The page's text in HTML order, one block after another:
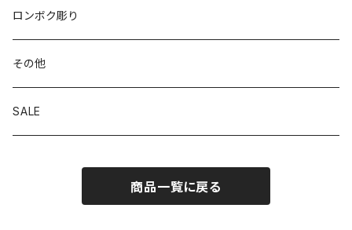
ロンボク彫り
その他
SALE
商品一覧に戻る